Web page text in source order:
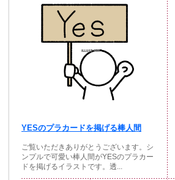
YESのプラカードを掲げる棒人間
ご覧いただきありがとうございます。シ
ンプルで可愛い棒人間がYESのプラカー
ドを掲げるイラストです。透...